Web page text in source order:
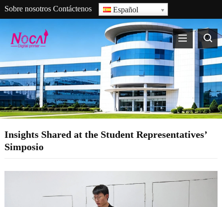
Sobre nosotros Contáctenos Español
Insights Shared at the Student Representatives’
Simposio